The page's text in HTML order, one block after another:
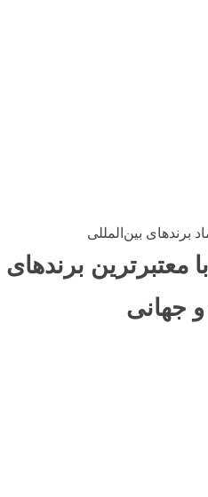
برندهای بین‌المللی
معتبرترین برندهای
و جهانی